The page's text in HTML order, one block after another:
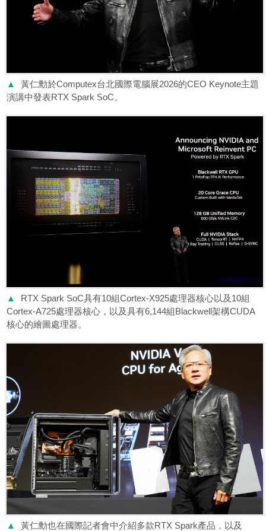
▲
黃仁勳於Computex台北國際電腦展2026的CEO Keynote主題
演講中發表RTX Spark SoC。
▲
RTX Spark SoC具有10組Cortex-X925處理器核心以及10組
Cortex-A725處理器核心，以及具有6,144組Blackwell架構CUDA
核心的繪圖處理器。
▲
黃仁勳也在國際記者會中介紹多款RTX Spark產品，以及